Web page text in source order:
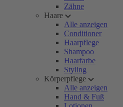
Zähne
Haare
Alle anzeigen
Conditioner
Haarpflege
Shampoo
Haarfarbe
Styling
Körperpflege
Alle anzeigen
Hand & Fuß